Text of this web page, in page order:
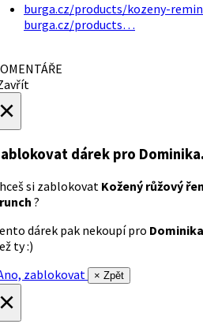
burga.cz/products/kozeny-
burga.cz/products…
dárek pro
si zablokovat Kožený růžový
?
dárek pak nekoupí pro
ty :)
zablokovat
× Zpět